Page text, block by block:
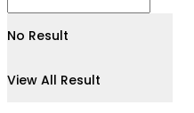
No Result
View All Result